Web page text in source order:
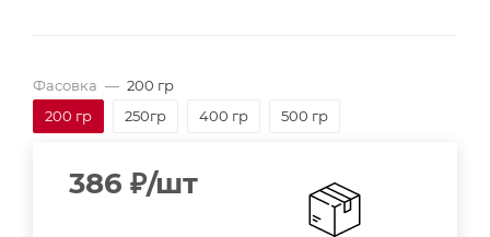
Фасовка — 200 гр
200 гр
250гр 400 гр 500 гр
386 ₽/шт